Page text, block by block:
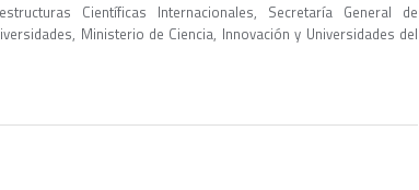
Científicas Internacionales, Secretaría General de
Ministerio de Ciencia, Innovación y Universidades del